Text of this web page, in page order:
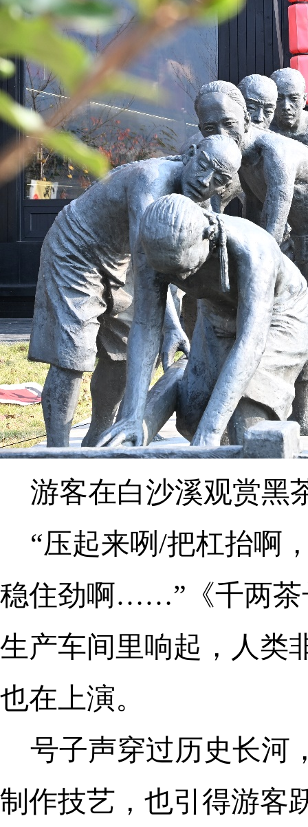
游客在白沙溪观赏黑
“压起来咧/把杠抬啊
稳住劲啊……”《千两茶
生产车间里响起，人类
也在上演。
号子声穿过历史长河
制作技艺，也引得游客